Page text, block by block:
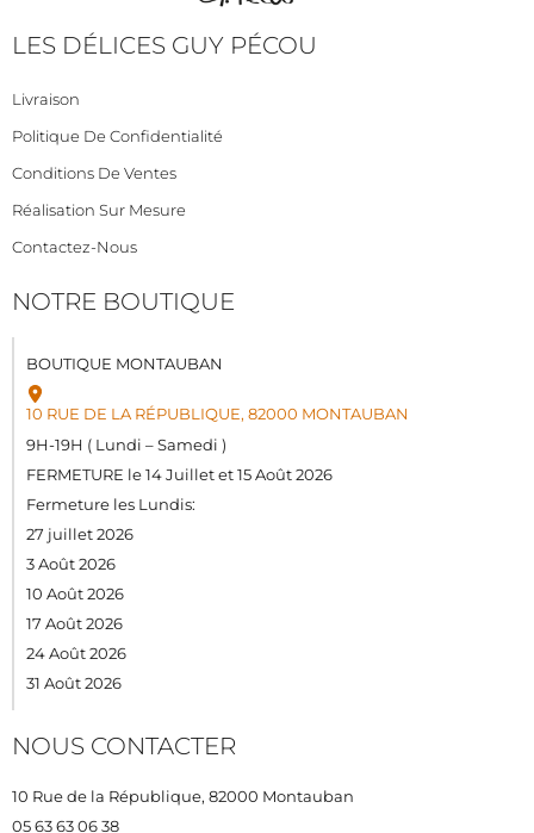
LES DÉLICES GUY PÉCOU
Livraison
Politique De Confidentialité
Conditions De Ventes
Réalisation Sur Mesure
Contactez-Nous
NOTRE BOUTIQUE
BOUTIQUE MONTAUBAN
10 RUE DE LA RÉPUBLIQUE, 82000 MONTAUBAN
9H-19H ( Lundi – Samedi )
FERMETURE le 14 Juillet et 15 Août 2026
Fermeture les Lundis:
27 juillet 2026
3 Août 2026
10 Août 2026
17 Août 2026
24 Août 2026
31 Août 2026
NOUS CONTACTER
10 Rue de la République, 82000 Montauban
05 63 63 06 38